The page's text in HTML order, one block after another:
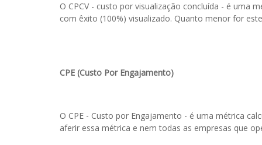
O CPCV - custo por visualização concluída - é uma
com êxito (100%) visualizado. Quanto menor for
CPE (Custo Por Engajamento)
O CPE - Custo por Engajamento - é uma métrica
aferir essa métrica e nem todas as empresas que